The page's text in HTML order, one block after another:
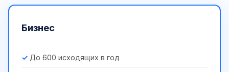
Бизнес
До 600 исходящих в год